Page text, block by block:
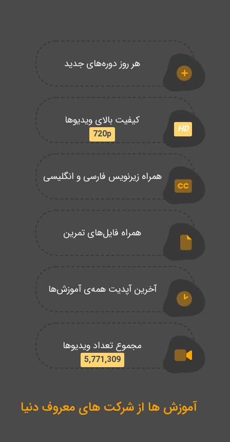
هر روز دوره‌های جدید
HD
کیفیت بالای ویدیوها
720p
همراه زیرنویس فارسی و انگلیسی
همراه فایل‌های تمرین
آخرین آپدیت همه‌ی آموزش‌ها
مجموع تعداد ویدیوها
5,771,309
آموزش ها از شرکت های معروف دنیا